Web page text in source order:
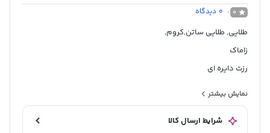
0
0 دیدگاه
طلایی, طلایی ساتن,کروم,
زاماک
رزت دایره ای
نمایش بیشتر
شرایط ارسال کالا